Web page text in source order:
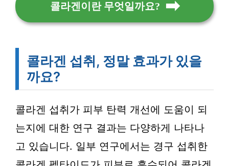
콜라겐이란 무엇일까요?
콜라겐 섭취, 정말 효과가 있을
까요?
콜라겐 섭취가 피부 탄력 개선에 도움이 되
는지에 대한 연구 결과는 다양하게 나타나
고 있습니다. 일부 연구에서는 경구 섭취한